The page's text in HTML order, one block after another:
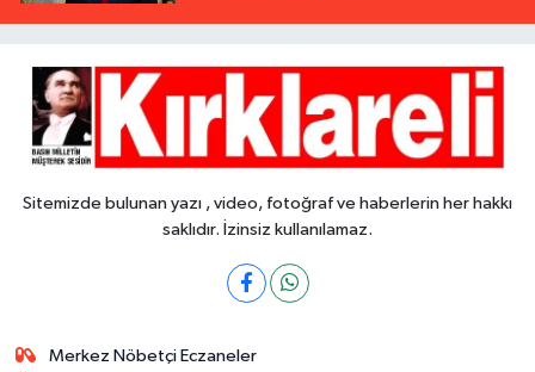
Sitemizde bulunan yazı , video, fotoğraf ve haberlerin her hakkı
saklıdır. İzinsiz kullanılamaz.
Merkez Nöbetçi Eczaneler